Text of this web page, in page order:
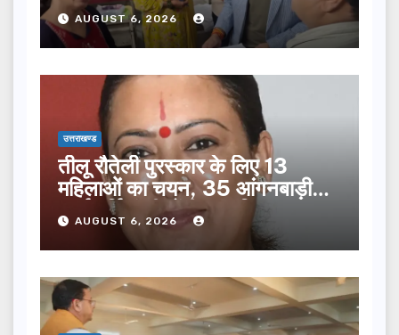
सूची से न छूटे…
AUGUST 6, 2026
उत्तराखण्ड
तीलू रौतेली पुरस्कार के लिए 13
महिलाओं का चयन, 35 आंगनबाड़ी
कार्यकर्तियां भी होंगी सम्मानित…
AUGUST 6, 2026